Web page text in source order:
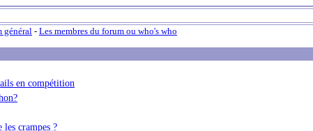
général - Les membres du forum ou who's who
en compétition
crampes ?